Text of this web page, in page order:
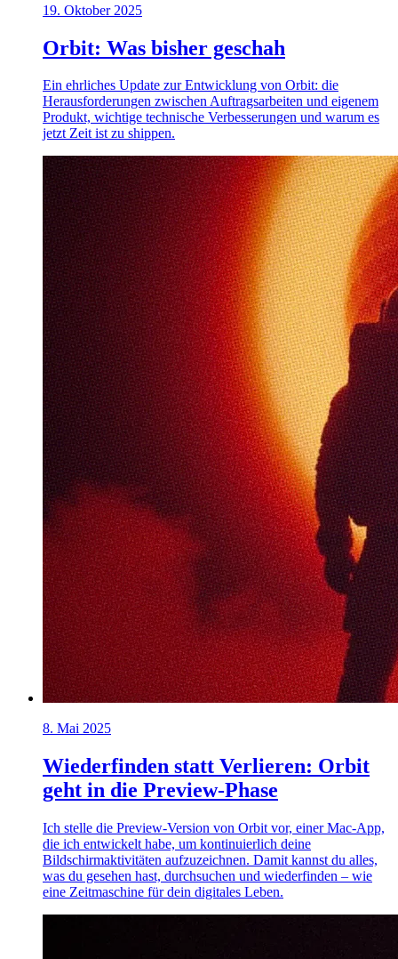
19. Oktober 2025
Orbit: Was bisher geschah
Ein ehrliches Update zur Entwicklung von Orbit: die
Herausforderungen zwischen Auftragsarbeiten und eigenem
Produkt, wichtige technische Verbesserungen und warum es
jetzt Zeit ist zu shippen.
8. Mai 2025
Wiederfinden statt Verlieren: Orbit
geht in die Preview-Phase
Ich stelle die Preview-Version von Orbit vor, einer Mac-App,
die ich entwickelt habe, um kontinuierlich deine
Bildschirmaktivitäten aufzuzeichnen. Damit kannst du alles,
was du gesehen hast, durchsuchen und wiederfinden – wie
eine Zeitmaschine für dein digitales Leben.